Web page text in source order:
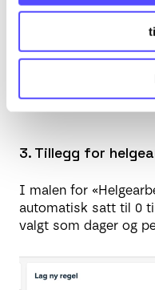
overstyre den øvre
skal genereres
og eventuelt
regelen.
3. Tillegg for
I malen for
automatisk satt til 0
valgt som dager og